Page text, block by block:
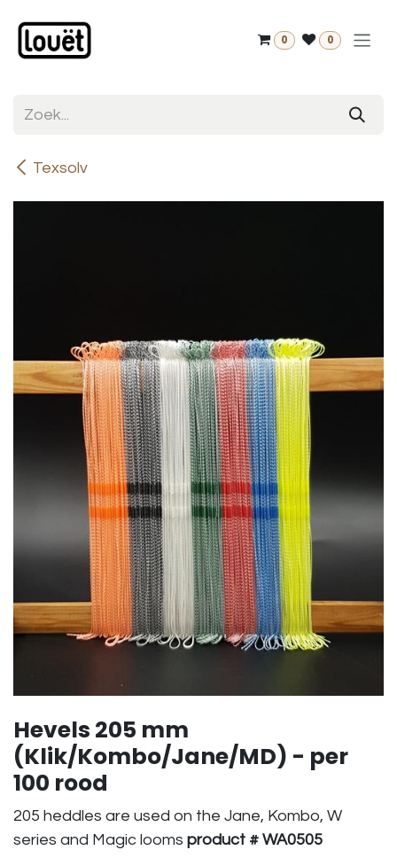
0 0
Texsolv
Hevels 205 mm
(Klik/Kombo/Jane/MD) - per
100 rood
205 heddles are used on the Jane, Kombo, W
series and Magic looms product # WA0505